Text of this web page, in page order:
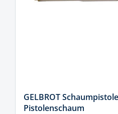
GELBROT
Pistolenschaum